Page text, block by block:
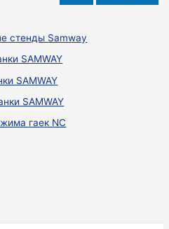
стенды Samway
SAMWAY
SAMWAY
SAMWAY
гаек NC